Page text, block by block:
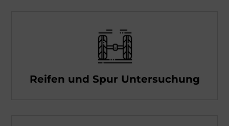
Reifen und Spur Untersuchung